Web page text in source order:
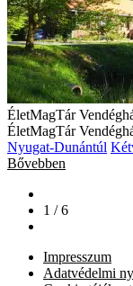
ÉletMagTár
ÉletMagTár
Nyugat-Dunántúl
Bővebben
1 / 6
Impresszum
Adatvédelmi